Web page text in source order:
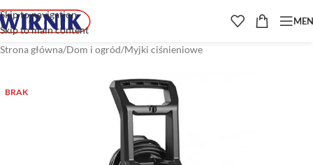
Skip to navigation
Skip to main content
Strona główna/Dom i ogród/Myjki ciśnieniowe
BRAK